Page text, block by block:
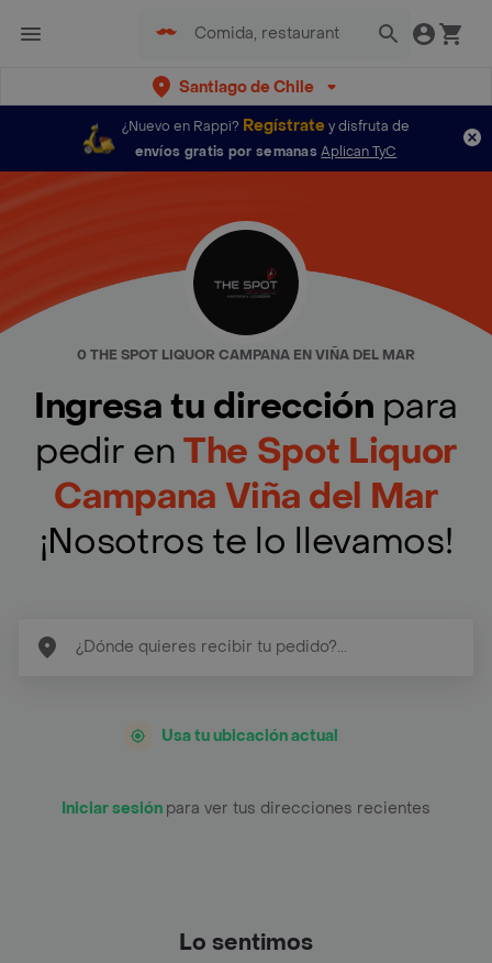
Santiago de Chile
¿Nuevo en Rappi? Regístratey disfruta de
envíos gratis por semanas Aplican TyC
0 THE SPOT LIQUOR CAMPANA EN VIÑA DEL MAR
Ingresa tu dirección para
pedir enThe Spot Liquor
Campana Viña del Mar
¡Nosotros te lo llevamos!
Usa tu ubicación actual
Iniciar sesión para ver tus direcciones recientes
Lo sentimos